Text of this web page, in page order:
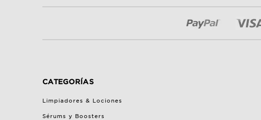
CATEGORÍAS
Limpiadores & Lociones
Sérums y Boosters